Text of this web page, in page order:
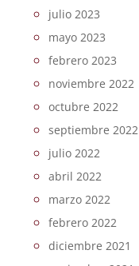
julio 2023
mayo 2023
febrero 2023
noviembre 2022
octubre 2022
septiembre 2022
julio 2022
abril 2022
marzo 2022
febrero 2022
diciembre 2021